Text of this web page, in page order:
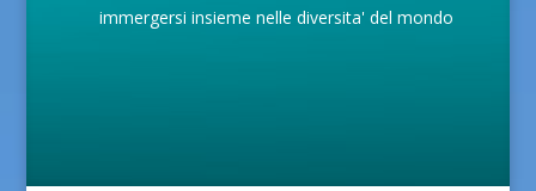
immergersi insieme nelle diversita' del mondo